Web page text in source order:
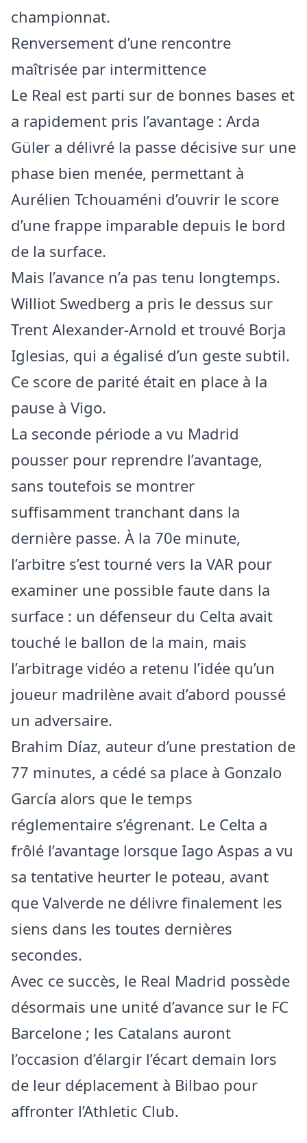
championnat.
Renversement d’une rencontre
maîtrisée par intermittence
Le Real est parti sur de bonnes bases et
a rapidement pris l’avantage : Arda
Güler a délivré la passe décisive sur une
phase bien menée, permettant à
Aurélien Tchouaméni d’ouvrir le score
d’une frappe imparable depuis le bord
de la surface.
Mais l’avance n’a pas tenu longtemps.
Williot Swedberg a pris le dessus sur
Trent Alexander-Arnold et trouvé Borja
Iglesias, qui a égalisé d’un geste subtil.
Ce score de parité était en place à la
pause à Vigo.
La seconde période a vu Madrid
pousser pour reprendre l’avantage,
sans toutefois se montrer
suffisamment tranchant dans la
dernière passe. À la 70e minute,
l’arbitre s’est tourné vers la VAR pour
examiner une possible faute dans la
surface : un défenseur du Celta avait
touché le ballon de la main, mais
l’arbitrage vidéo a retenu l’idée qu’un
joueur madrilène avait d’abord poussé
un adversaire.
Brahim Díaz, auteur d’une prestation de
77 minutes, a cédé sa place à Gonzalo
García alors que le temps
réglementaire s’égrenant. Le Celta a
frôlé l’avantage lorsque Iago Aspas a vu
sa tentative heurter le poteau, avant
que Valverde ne délivre finalement les
siens dans les toutes dernières
secondes.
Avec ce succès, le Real Madrid possède
désormais une unité d’avance sur le FC
Barcelone ; les Catalans auront
l’occasion d’élargir l’écart demain lors
de leur déplacement à Bilbao pour
affronter l’Athletic Club.